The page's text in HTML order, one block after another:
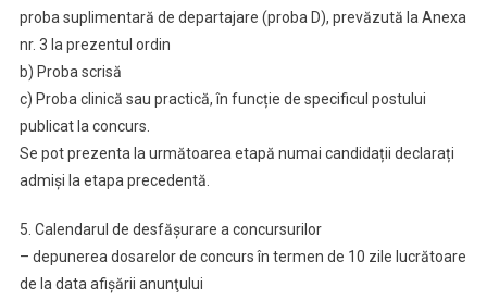
proba suplimentară de departajare (proba D), prevăzută la Anexa
nr. 3 la prezentul ordin
b) Proba scrisă
c) Proba clinică sau practică, în funcție de specificul postului
publicat la concurs.
Se pot prezenta la următoarea etapă numai candidații declarați
admiși la etapa precedentă.
5. Calendarul de desfăşurare a concursurilor
– depunerea dosarelor de concurs în termen de 10 zile lucrătoare
de la data afişării anunţului